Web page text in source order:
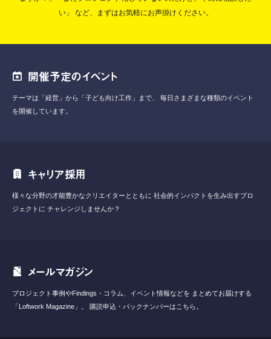
い」
など、まずはお気軽にお声掛けください。
開催予定のイベント
テーマは「経営」から「子ども向け工作」まで、
毎日さまざまな種類のイベント
を開催しています。
キャリア採用
様々な分野の才能豊かなクリエイターとともに 社会的インパクトを生み出すプロ
ジェクトに チャレンジしませんか？
メールマガジン
プロジェクト事例やFindings・コラム、イベント情報などを まとめてお届けする
「Loftwork Magazine」。
購読申込・バックナンバーはこちら。